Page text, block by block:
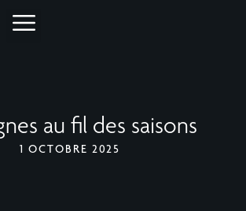
au fil des saisons
1 OCTOBRE 2025